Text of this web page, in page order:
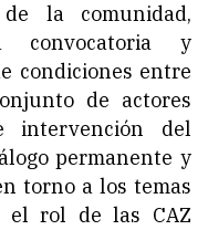
la comunidad,
convocatoria y
condiciones entre
de actores
intervención del
permanente y
torno a los temas
el rol de las CAZ